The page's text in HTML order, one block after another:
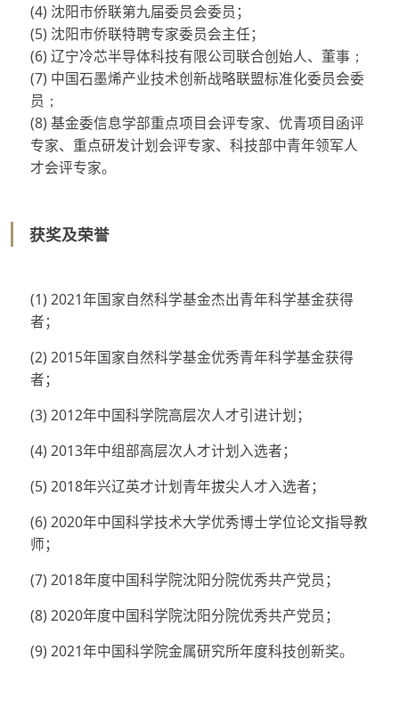
(4) 沈阳市侨联第九届委员会委员；
(5) 沈阳市侨联特聘专家委员会主任；
(6) 辽宁冷芯半导体科技有限公司联合创始人、董事 ；
(7) 中国石墨烯产业技术创新战略联盟标准化委员会委
员 ；
(8) 基金委信息学部重点项目会评专家、优青项目函评
专家、重点研发计划会评专家、科技部中青年领军人
才会评专家。
获奖及荣誉
(1) 2021年国家自然科学基金杰出青年科学基金获得
者；
(2) 2015年国家自然科学基金优秀青年科学基金获得
者；
(3) 2012年中国科学院高层次人才引进计划；
(4) 2013年中组部高层次人才计划入选者；
(5) 2018年兴辽英才计划青年拔尖人才入选者；
(6) 2020年中国科学技术大学优秀博士学位论文指导教
师；
(7) 2018年度中国科学院沈阳分院优秀共产党员；
(8) 2020年度中国科学院沈阳分院优秀共产党员；
(9) 2021年中国科学院金属研究所年度科技创新奖。